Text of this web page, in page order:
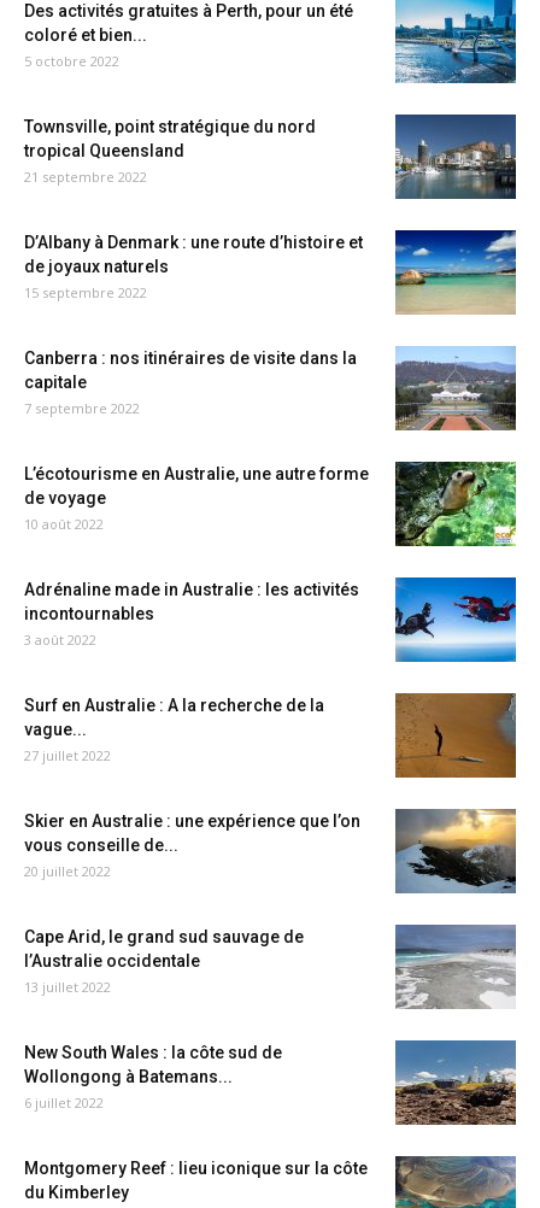
Des activités gratuites à Perth, pour un été
coloré et bien...
5 octobre 2022
Townsville, point stratégique du nord
tropical Queensland
21 septembre 2022
D’Albany à Denmark : une route d’histoire et
de joyaux naturels
15 septembre 2022
Canberra : nos itinéraires de visite dans la
capitale
7 septembre 2022
L’écotourisme en Australie, une autre forme
de voyage
10 août 2022
Adrénaline made in Australie : les activités
incontournables
3 août 2022
Surf en Australie : A la recherche de la
vague...
27 juillet 2022
Skier en Australie : une expérience que l’on
vous conseille de...
20 juillet 2022
Cape Arid, le grand sud sauvage de
l’Australie occidentale
13 juillet 2022
New South Wales : la côte sud de
Wollongong à Batemans...
6 juillet 2022
Montgomery Reef : lieu iconique sur la côte
du Kimberley